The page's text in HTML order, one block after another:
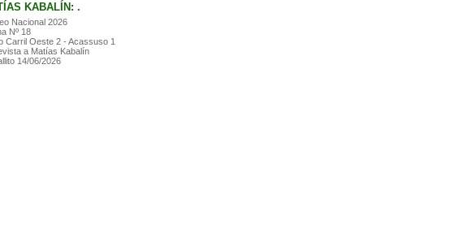
KABALÍN: .
Nacional 2026
Nº 18
Carril Oeste 2 - Acassuso 1
a Matías Kabalín
14/06/2026